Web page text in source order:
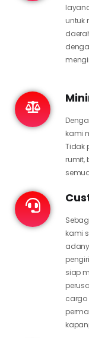
untuk
kami
Tidak
rumit,
kami
siap
cargo